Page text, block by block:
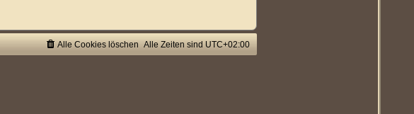
Alle Zeiten sind UTC+02:00
Alle Cookies löschen